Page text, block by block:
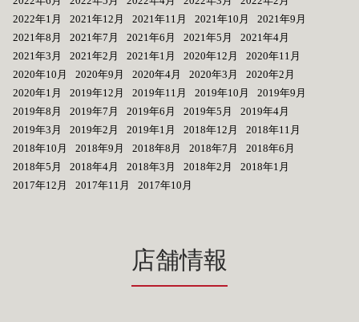
2022年1月
2021年12月 2021年11月 2021年10月
2021年9月
2021年8月
2021年7月 2021年6月 2021年5月
2021年4月
2021年3月
2021年2月 2021年1月 2020年12月
2020年11月
2020年10月
2020年9月 2020年4月 2020年3月
2020年2月
2020年1月
2019年12月 2019年11月 2019年10月
2019年9月
2019年8月
2019年7月 2019年6月 2019年5月
2019年4月
2019年3月
2019年2月 2019年1月 2018年12月
2018年11月
2018年10月
2018年9月 2018年8月 2018年7月
2018年6月
2018年5月
2018年4月 2018年3月 2018年2月
2018年1月
2017年12月
2017年11月 2017年10月
店舗情報